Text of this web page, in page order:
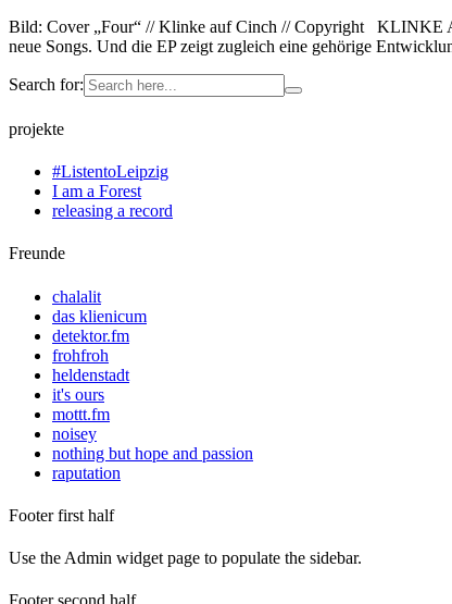
Bild: Cover „Four“ // Klinke auf Cinch // Copyright KLINKE
neue Songs. Und die EP zeigt zugleich eine gehörige
Search for:
projekte
#ListentoLeipzig
I am a Forest
releasing a record
Freunde
chalalit
das klienicum
detektor.fm
frohfroh
heldenstadt
it's ours
mottt.fm
noisey
nothing but hope and passion
raputation
Footer first half
Use the Admin widget page to populate the sidebar.